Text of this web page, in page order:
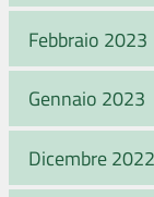
Febbraio 2023
Gennaio 2023
Dicembre 2022